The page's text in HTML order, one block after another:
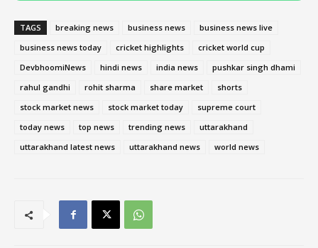
TAGS breaking news business news
business news live
business news today
cricket highlights
cricket world cup
DevbhoomiNews
hindi news india news
pushkar singh dhami
rahul gandhi
rohit sharma share market
shorts
stock market news
stock market today
supreme court
today news
top news trending news
uttarakhand
uttarakhand latest news
uttarakhand news world news